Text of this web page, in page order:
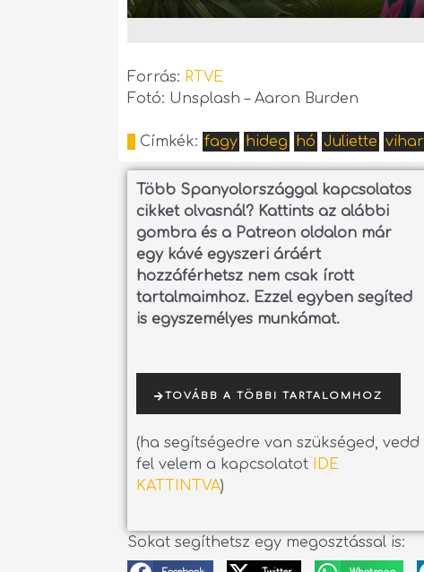
Forrás: RTVE
Fotó: Unsplash – Aaron Burden
Címkék: fagy hideg hó Juliette vihar
Több Spanyolországgal kapcsolatos
cikket olvasnál? Kattints az alábbi
gombra és a Patreon oldalon már
egy kávé egyszeri áráért
hozzáférhetsz nem csak írott
tartalmaimhoz. Ezzel egyben segíted
is egyszemélyes munkámat.
TOVÁBB A TÖBBI TARTALOMHOZ
(ha segítségedre van szükséged, vedd
fel velem a kapcsolatot IDE
KATTINTVA)
Sokat segíthetsz egy megosztással is: